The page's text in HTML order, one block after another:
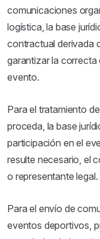
comunicaciones
logística, la base
contractual derivada
garantizar la
evento.
Para el tratamiento
proceda, la base
participación en el
resulte necesario, el
o representante legal.
Para el envío de
eventos deportivos,